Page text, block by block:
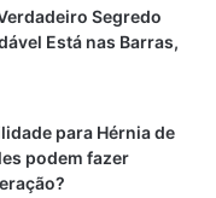
correta,
a cadeia
bem executado, é
melhores
para fortalecê-
Segredo
Está nas Barras,
para Hérnia de
podem fazer